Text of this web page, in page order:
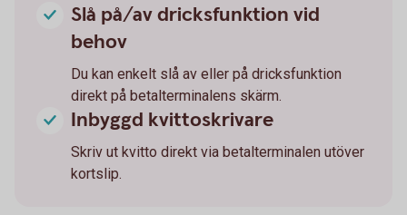
Slå på/av dricksfunktion vid
behov
Du kan enkelt slå av eller på dricksfunktion
direkt på betalterminalens skärm.
Inbyggd kvittoskrivare
Skriv ut kvitto direkt via betalterminalen utöver
kortslip.